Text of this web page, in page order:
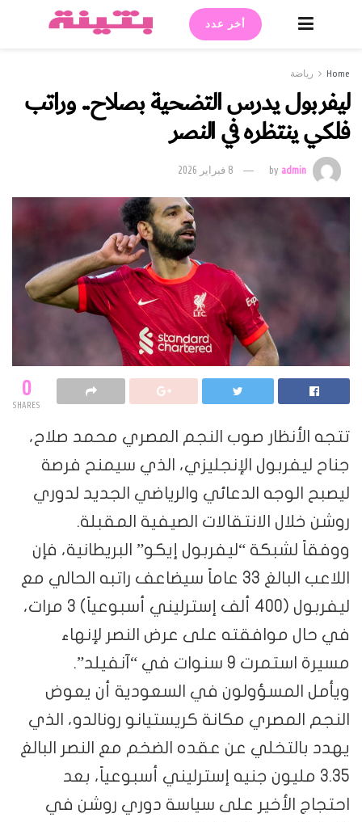
أخر عدد
Home رياضة
ليفربول يدرس التضحية بصلاح.. وراتب
فلكي ينتظره في النصر
byadmin 8 فبراير 2026
0
SHARES
تتجه الأنظار صوب النجم المصري محمد صلاح،
جناح ليفربول الإنجليزي، الذي سيمنح فرصة
ليصبح الوجه الدعائي والرياضي الجديد لدوري
روشن خلال الانتقالات الصيفية المقبلة.
ووفقاً لشبكة “ليفربول إيكو” البريطانية، فإن
اللاعب البالغ 33 عاماً سيضاعف راتبه الحالي مع
ليفربول (400 ألف إسترليني أسبوعياً) 3 مرات،
في حال موافقته على عرض النصر لإنهاء
مسيرة استمرت 9 سنوات في “آنفيلد”.
ويأمل المسؤولون في السعودية أن يعوض
النجم المصري مكانة كريستيانو رونالدو، الذي
يهدد بالتخلي عن عقده الضخم مع النصر البالغ
3.35 مليون جنيه إسترليني أسبوعياً، بعد
احتجاج الأخير على سياسة دوري روشن في